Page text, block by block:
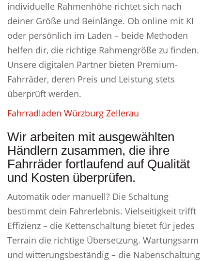
individuelle Rahmenhöhe richtet sich nach
deiner Größe und Beinlänge. Ob online mit KI
oder persönlich im Laden – beide Methoden
helfen dir, die richtige Rahmengröße zu finden.
Unsere digitalen Partner bieten Premium-
Fahrräder, deren Preis und Leistung stets
überprüft werden.
Fahrradladen Würzburg Zellerau
Wir arbeiten mit ausgewählten
Händlern zusammen, die ihre
Fahrräder fortlaufend auf Qualität
und Kosten überprüfen.
Automatik oder manuell? Die Schaltung
bestimmt dein Fahrerlebnis. Vielseitigkeit trifft
Effizienz – die Kettenschaltung bietet für jedes
Terrain die richtige Übersetzung. Wartungsarm
und witterungsbeständig – die Nabenschaltung